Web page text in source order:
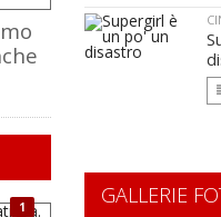
1 GALLERIE